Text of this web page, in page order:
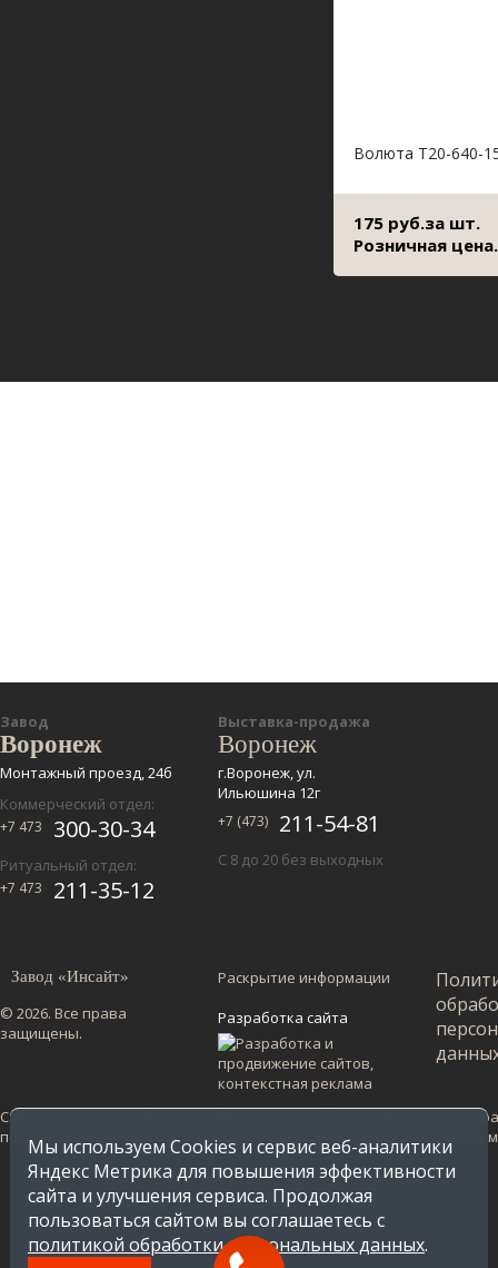
Волюта Т20-640-
175 руб.за шт.
Розничная цена.
Завод
Воронеж
Монтажный проезд, 24б
Коммерческий отдел:
+7 473 300-30-34
Ритуальный отдел:
+7 473 211-35-12
Выставка-продажа
Воронеж
г.Воронеж, ул.
Ильюшина 12г
+7 (473) 211-54-81
С 8 до 20 без выходных
Завод «Инсайт»
© 2026. Все права
защищены.
Раскрытие информации
Разработка сайта
Сайт не является публичной офертой и несет ознакомительный
по Воронежской области. Стоимость в других регионах уточняйте
Мы используем Cookies и сервис веб-аналитики
Яндекс Метрика для повышения эффективности
сайта и улучшения сервиса. Продолжая
пользоваться сайтом вы соглашаетесь с
политикой обработки персональных данных.